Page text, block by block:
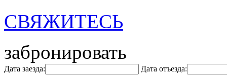
СВЯЖИТЕСЬ
забронировать
Дата заезда: Дата отъезда: